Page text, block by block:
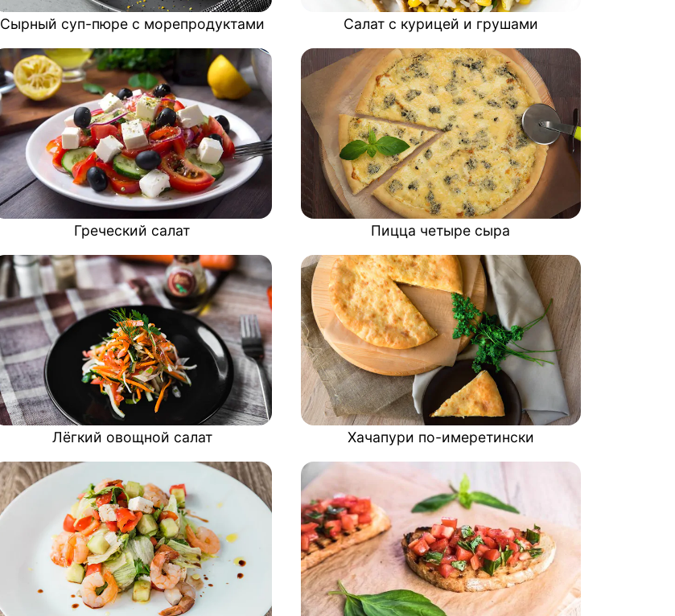
Сырный суп-пюре с морепродуктами Салат с курицей и грушами
Греческий салат Пицца четыре сыра
Лёгкий овощной салат Хачапури по-имеретински